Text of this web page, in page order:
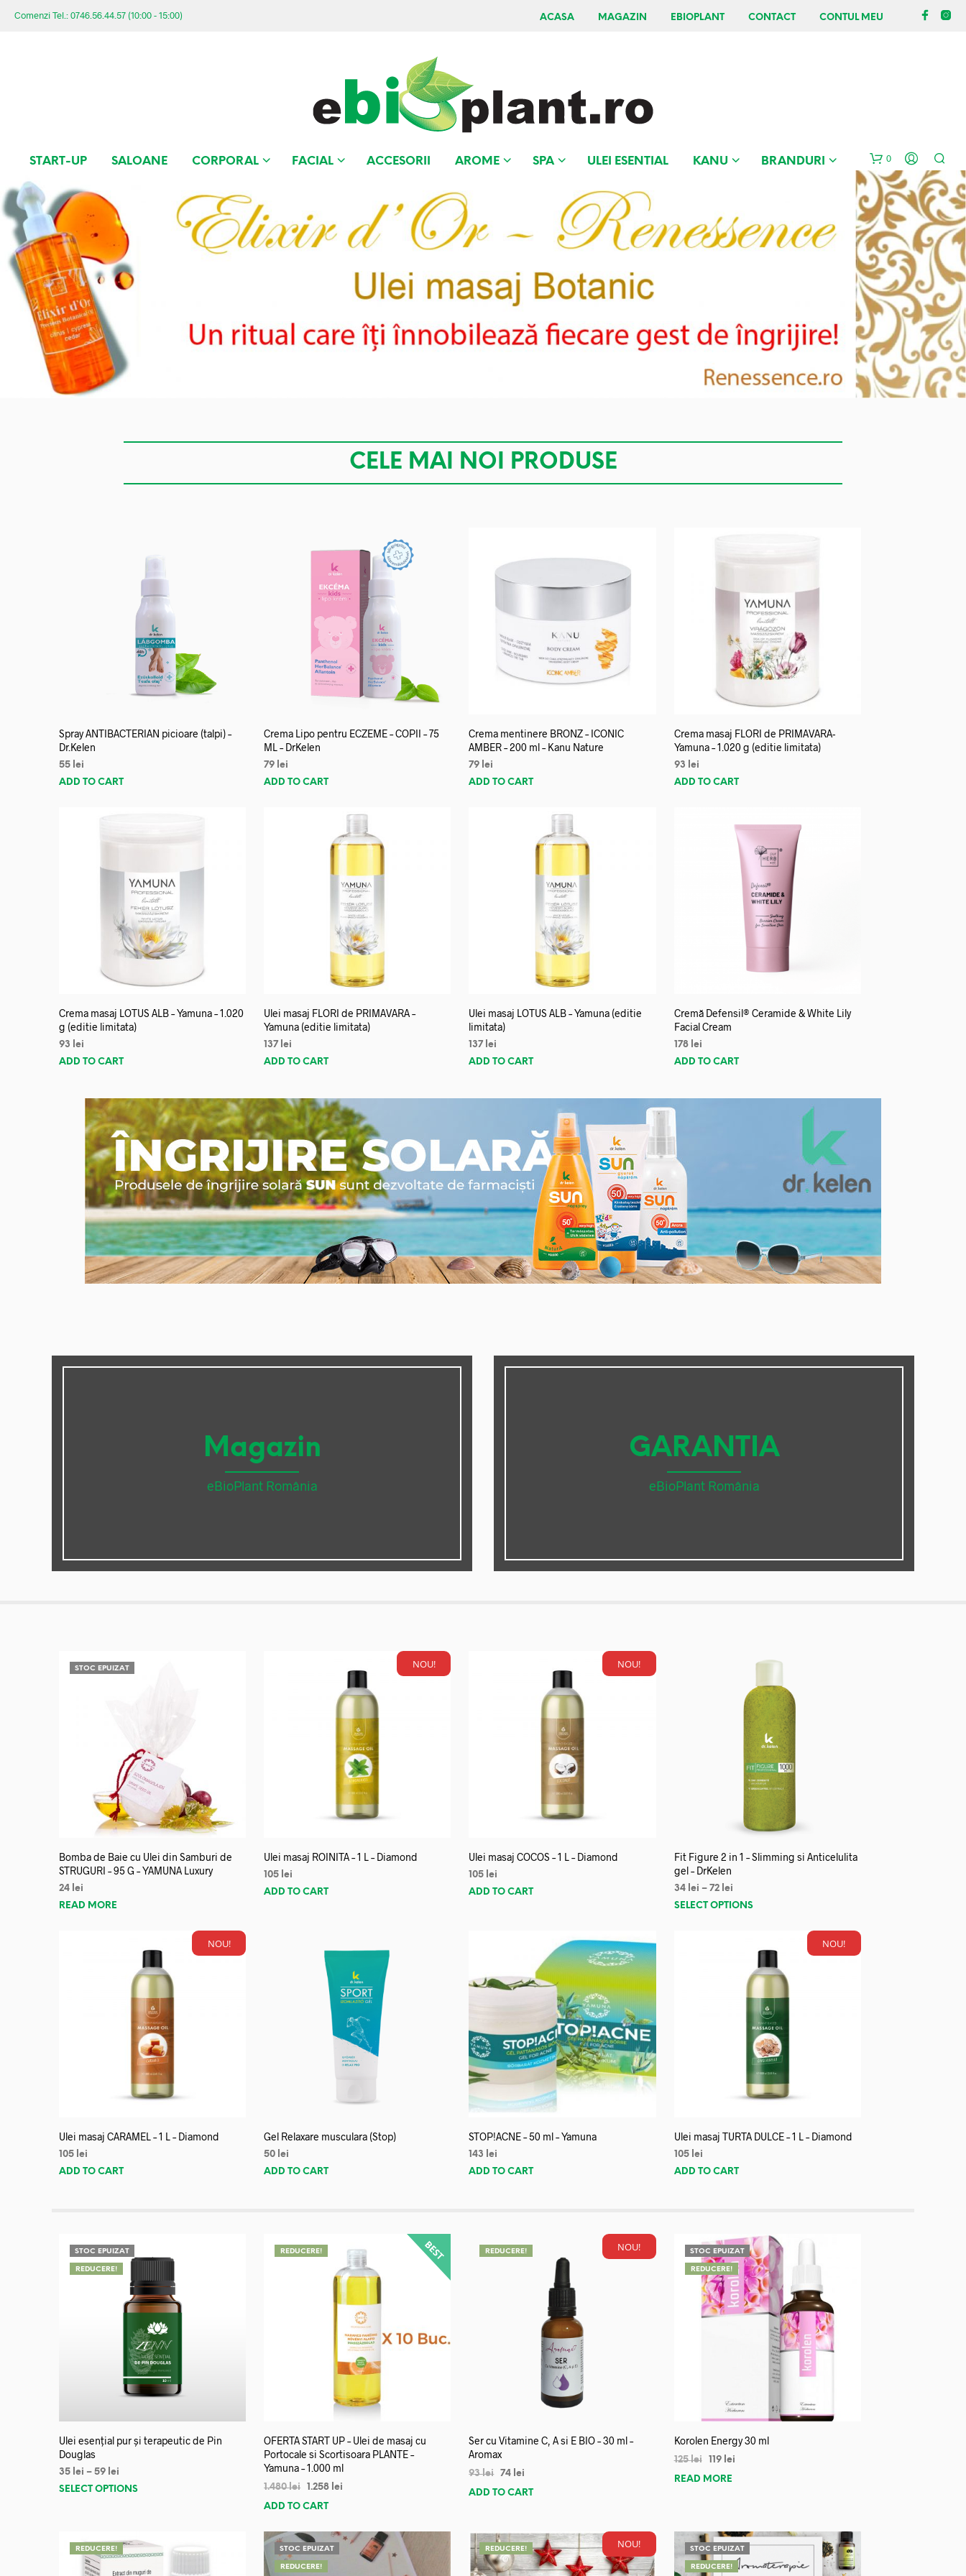
Comenzi Tel.: 0746.56.44.57 (10:00 - 15:00) ACASA MAGAZIN EBIOPLANT CONTACT CONTUL MEU
START-UP SALOANE CORPORAL FACIAL ACCESORII AROME SPA ULEI ESENTIAL KANU BRANDURI 0
CELE MAI NOI PRODUSE
Spray ANTIBACTERIAN picioare (talpi) –
Dr.Kelen
55 lei
ADD TO CART
Crema Lipo pentru ECZEME – COPII – 75
ML – DrKelen
79 lei
ADD TO CART
Crema mentinere BRONZ – ICONIC
AMBER – 200 ml – Kanu Nature
79 lei
ADD TO CART
Crema masaj FLORI de PRIMAVARA-
Yamuna – 1.020 g (editie limitata)
93
lei
ADD TO CART
Crema masaj LOTUS ALB – Yamuna – 1.020
g (editie limitata)
93
lei
ADD TO CART
Ulei masaj FLORI de PRIMAVARA –
Yamuna (editie limitata)
137 lei
ADD TO CART
Ulei masaj LOTUS ALB – Yamuna (editie
limitata)
137 lei
ADD TO CART
Cremă Defensil® Ceramide & White Lily
Facial Cream
178 lei
ADD TO CART
Magazin
eBioPlant România
GARANTIA
eBioPlant România
STOC EPUIZAT
Bomba de Baie cu Ulei din Samburi de
STRUGURI – 95 G – YAMUNA Luxury
24 lei
READ MORE
NOU!
Ulei masaj ROINITA – 1 L – Diamond
105 lei
ADD TO CART
NOU!
Ulei masaj COCOS – 1 L – Diamond
105 lei
ADD TO CART
Fit Figure 2 in 1 – Slimming si Anticelulita
gel – DrKelen
34 lei – 72 lei
SELECT OPTIONS
NOU!
Ulei masaj CARAMEL – 1 L – Diamond
105 lei
ADD TO CART
Gel Relaxare musculara (Stop)
50 lei
ADD TO CART
STOP!ACNE – 50 ml – Yamuna
143
lei
ADD TO CART
NOU!
Ulei masaj TURTA DULCE – 1 L – Diamond
105 lei
ADD TO CART
STOC EPUIZAT
REDUCERE!
Ulei esențial pur și terapeutic de Pin
Douglas
35 lei – 59 lei
SELECT OPTIONS
REDUCERE!
OFERTA START UP – Ulei de masaj cu
Portocale si Scortisoara PLANTE –
Yamuna – 1.000 ml
1.480lei 1.258 lei
ADD TO CART
NOU!
REDUCERE!
Ser cu Vitamine C, A si E BIO – 30 ml –
Aromax
93lei 74 lei
ADD TO CART
STOC EPUIZAT
REDUCERE!
Korolen Energy 30 ml
125lei 119 lei
READ MORE
REDUCERE! STOC EPUIZAT
REDUCERE!
NOU!
REDUCERE! STOC EPUIZAT
REDUCERE!